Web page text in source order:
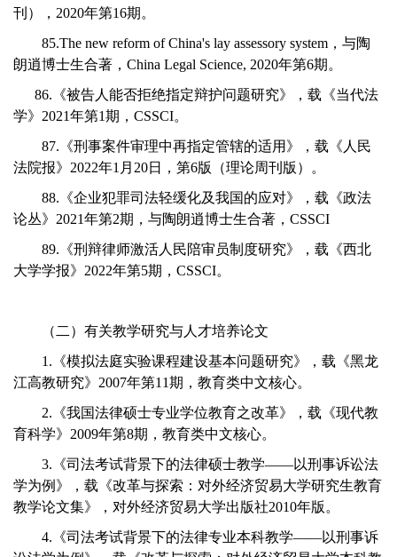
刊），2020年第16期。
85.The new reform of China's lay assessory system，与陶
朗逍博士生合著，China Legal Science, 2020年第6期。
86.《被告人能否拒绝指定辩护问题研究》，载《当代法
学》2021年第1期，CSSCI。
87.《刑事案件审理中再指定管辖的适用》，载《人民
法院报》2022年1月20日，第6版（理论周刊版）。
88.《企业犯罪司法轻缓化及我国的应对》，载《政法
论丛》2021年第2期，与陶朗逍博士生合著，CSSCI
89.《刑辩律师激活人民陪审员制度研究》，载《西北
大学学报》2022年第5期，CSSCI。
（二）有关教学研究与人才培养论文
1.《模拟法庭实验课程建设基本问题研究》，载《黑龙
江高教研究》2007年第11期，教育类中文核心。
2.《我国法律硕士专业学位教育之改革》，载《现代教
育科学》2009年第8期，教育类中文核心。
3.《司法考试背景下的法律硕士教学——以刑事诉讼法
学为例》，载《改革与探索：对外经济贸易大学研究生教育
教学论文集》，对外经济贸易大学出版社2010年版。
4.《司法考试背景下的法律专业本科教学——以刑事诉